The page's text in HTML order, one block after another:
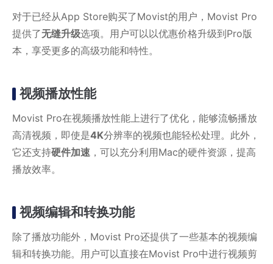
对于已经从App Store购买了Movist的用户，Movist Pro
提供了无缝升级选项。用户可以以优惠价格升级到Pro版
本，享受更多的高级功能和特性。
视频播放性能
Movist Pro在视频播放性能上进行了优化，能够流畅播放
高清视频，即使是4K分辨率的视频也能轻松处理。此外，
它还支持硬件加速 ，可以充分利用Mac的硬件资源，提高
播放效率。
视频编辑和转换功能
除了播放功能外，Movist Pro还提供了一些基本的视频编
辑和转换功能。用户可以直接在Movist Pro中进行视频剪